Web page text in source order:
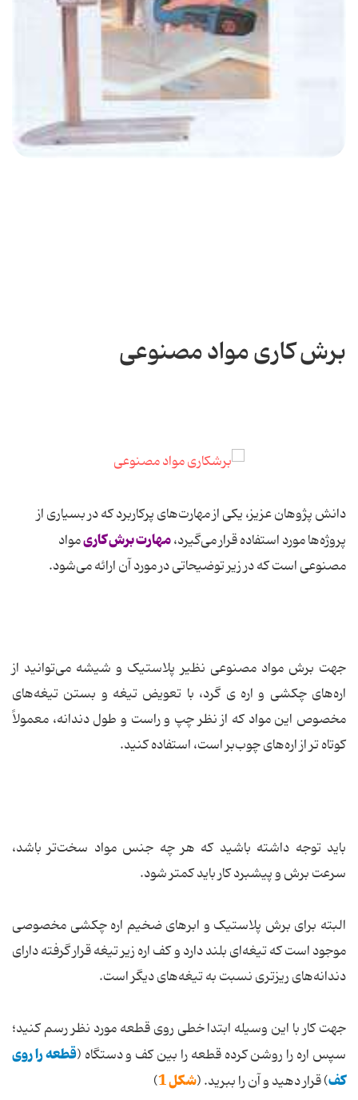
برش کاری مواد مصنوعی
دانش پژوهان عزیز، یکی از مهارت‌های پرکاربرد که در بسیاری از
پروژه‌ها مورد استفاده قرار می‌گیرد،مهارت برش کاریمواد
مصنوعی است که در زیر توضیحاتی در مورد آن ارائه می‌شود.
جهت برش مواد مصنوعی نظیر پلاستیک و شیشه می‌توانید از
اره‌های چکشی و اره ی گرد، با تعویض تیغه و بستن تیغه‌های
مخصوص این مواد که از نظر چپ و راست و طول دندانه، معمولاً
کوتاه تر از اره‌های چوب‌بر است، استفاده کنید.
باید توجه داشته باشید که هر چه جنس مواد سخت‌تر باشد،
سرعت برش و پیشبرد کار باید کمتر شود.
البته برای برش پلاستیک و ابرهای ضخیم اره چکشی مخصوصی
موجود است که تیغه‌ای بلند دارد و کف اره زیر تیغه قرار گرفته دارای
دندانه‌های ریزتری نسبت به تیغه‌های دیگر است.
جهت کار با این وسیله ابتدا خطی روی قطعه مورد نظر رسم کنید؛
سپس اره را روشن کرده قطعه را بین کف و دستگاه (قطعه را روی
کف) قرار دهید و آن را ببرید. (شکل 1 )